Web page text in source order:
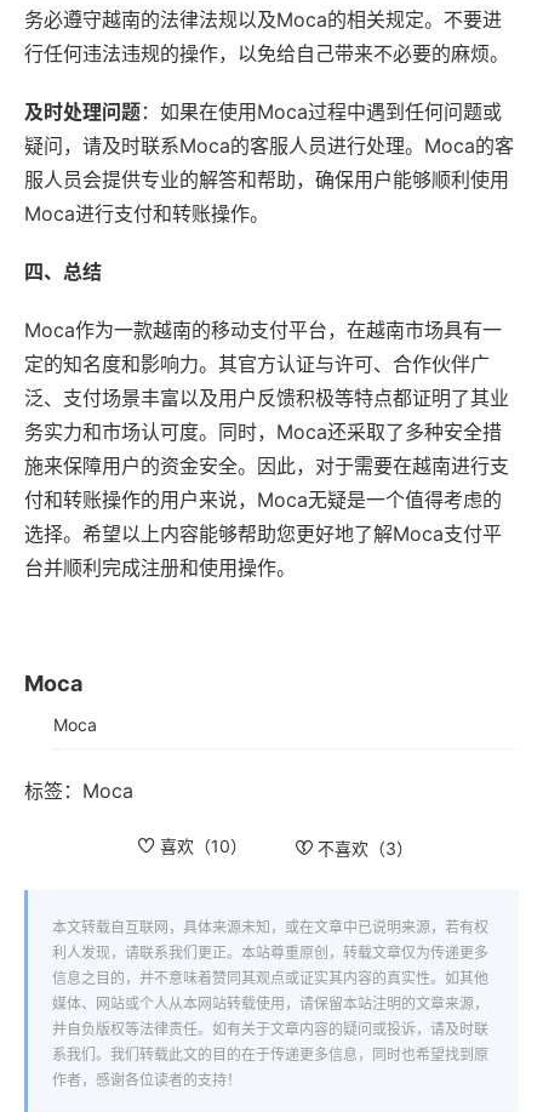
务必遵守越南的法律法规以及Moca的相关规定。不要进
行任何违法违规的操作，以免给自己带来不必要的麻烦。
及时处理问题：如果在使用Moca过程中遇到任何问题或
疑问，请及时联系Moca的客服人员进行处理。Moca的客
服人员会提供专业的解答和帮助，确保用户能够顺利使用
Moca进行支付和转账操作。
四、总结
Moca作为一款越南的移动支付平台，在越南市场具有一
定的知名度和影响力。其官方认证与许可、合作伙伴广
泛、支付场景丰富以及用户反馈积极等特点都证明了其业
务实力和市场认可度。同时，Moca还采取了多种安全措
施来保障用户的资金安全。因此，对于需要在越南进行支
付和转账操作的用户来说，Moca无疑是一个值得考虑的
选择。希望以上内容能够帮助您更好地了解Moca支付平
台并顺利完成注册和使用操作。
Moca
Moca
标签： Moca
喜欢（10） 不喜欢（3）
本文转载自互联网，具体来源未知，或在文章中已说明来源，若有权
利人发现，请联系我们更正。本站尊重原创，转载文章仅为传递更多
信息之目的，并不意味着赞同其观点或证实其内容的真实性。如其他
媒体、网站或个人从本网站转载使用，请保留本站注明的文章来源，
并自负版权等法律责任。如有关于文章内容的疑问或投诉，请及时联
系我们。我们转载此文的目的在于传递更多信息，同时也希望找到原
作者，感谢各位读者的支持！